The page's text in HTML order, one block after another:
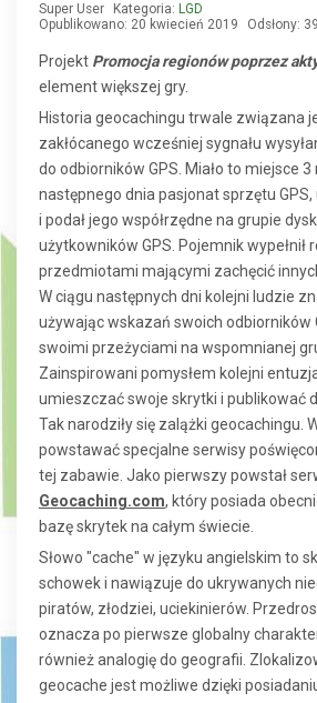
Super User Kategoria: LGD
Opublikowano: 20 kwiecień 2019
Odsłony:
Projekt Promocja regionów poprzez
element większej gry.
Historia geocachingu trwale związana
zakłócanego wcześniej sygnału
do odbiorników GPS. Miało to miejsce
następnego dnia pasjonat sprzętu GPS,
i podał jego współrzędne na grupie
użytkowników GPS. Pojemnik wypełnił
przedmiotami mającymi zachęcić
W ciągu następnych dni kolejni ludzie
używając wskazań swoich odbiorników
swoimi przeżyciami na wspomnianej
Zainspirowani pomysłem kolejni
umieszczać swoje skrytki i publikować
Tak narodziły się zalążki geocachingu.
powstawać specjalne serwisy
tej zabawie. Jako pierwszy powstał
Geocaching.com, który posiada
bazę skrytek na całym świecie.
Słowo "cache" w języku angielskim to
schowek i nawiązuje do ukrywanych
piratów, złodziei, uciekinierów.
oznacza po pierwsze globalny
również analogię do geografii.
geocache jest możliwe dzięki